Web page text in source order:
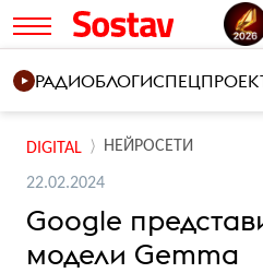
РАДИОБЛОГИ
DIGITAL НЕЙРОСЕТИ
22.02.2024
Google
модели Gemma